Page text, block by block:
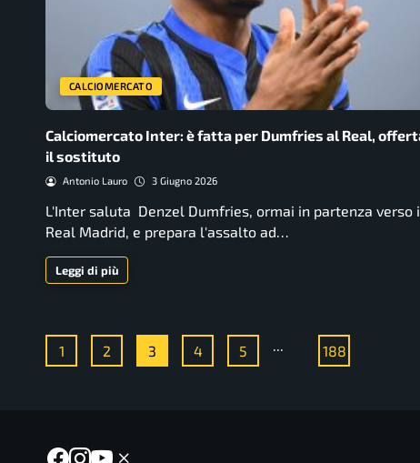
CALCIOMERCATO
Calciomercato Inter: è fatta per Dumfries al Real,
il sostituto
Antonio Lauro 3 Giugno 2026
L'Inter saluta Denzel Dumfries, ormai in partenza verso
Real Madrid, e prepara l'assalto ad…
Leggi di più
1 2 3 4 5 188